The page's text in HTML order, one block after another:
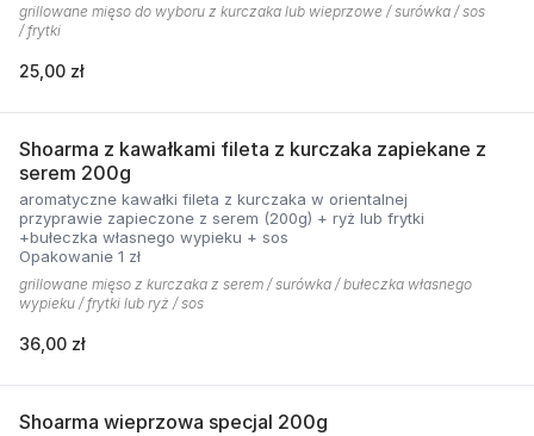
grillowane mięso do wyboru z kurczaka lub wieprzowe / surówka / sos
/ frytki
25,00 zł
Shoarma z kawałkami fileta z kurczaka zapiekane z
serem 200g
aromatyczne kawałki fileta z kurczaka w orientalnej
przyprawie zapieczone z serem (200g) + ryż lub frytki
+bułeczka własnego wypieku + sos
Opakowanie 1 zł
grillowane mięso z kurczaka z serem / surówka / bułeczka własnego
wypieku / frytki lub ryż / sos
36,00 zł
Shoarma wieprzowa specjal 200g